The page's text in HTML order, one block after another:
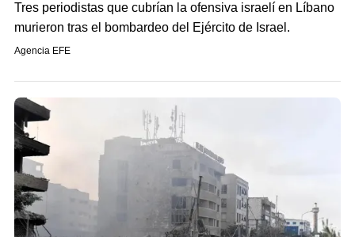
Tres periodistas que cubrían la ofensiva israelí en Líbano
murieron tras el bombardeo del Ejército de Israel.
Agencia EFE